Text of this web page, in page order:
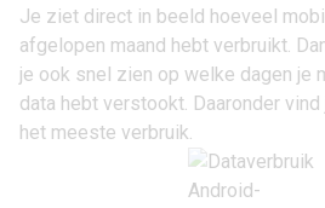
Je ziet direct in beeld hoeveel
afgelopen maand hebt verbruikt.
je ook snel zien op welke dagen je
data hebt verstookt. Daaronder
het meeste verbruik.